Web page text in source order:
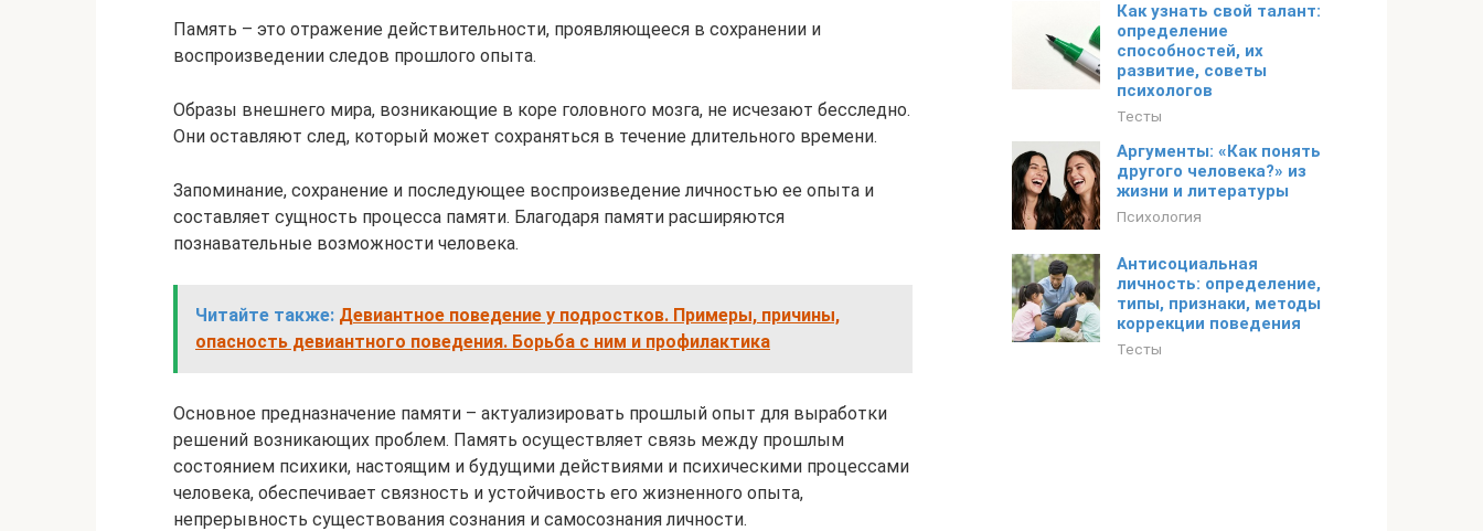
Память – это отражение действительности, проявляющееся в сохранении и
воспроизведении следов прошлого опыта.
Образы внешнего мира, возникающие в коре головного мозга, не исчезают бесследно.
Они оставляют след, который может сохраняться в течение длительного времени.
Запоминание, сохранение и последующее воспроизведение личностью ее опыта и
составляет сущность процесса памяти. Благодаря памяти расширяются
познавательные возможности человека.
Читайте также: Девиантное поведение у подростков. Примеры, причины,
опасность девиантного поведения. Борьба с ним и профилактика
Основное предназначение памяти – актуализировать прошлый опыт для выработки
решений возникающих проблем. Память осуществляет связь между прошлым
состоянием психики, настоящим и будущими действиями и психическими процессами
человека, обеспечивает связность и устойчивость его жизненного опыта,
непрерывность существования сознания и самосознания личности.
Как узнать свой талант:
определение
способностей, их
развитие, советы
психологов
Тесты
Аргументы: «Как понять
другого человека?» из
жизни и литературы
Психология
Антисоциальная
личность: определение,
типы, признаки, методы
коррекции поведения
Тесты